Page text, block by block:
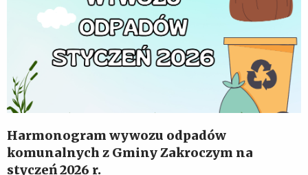
Harmonogram wywozu odpadów
komunalnych z Gminy Zakroczym na
styczeń 2026 r.